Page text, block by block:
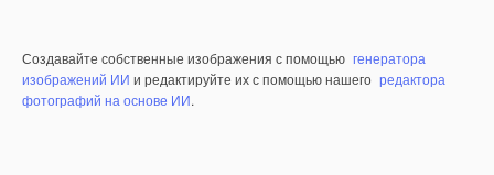
Создавайте собственные изображения с помощью генератора
изображений ИИ и редактируйте их с помощью нашего редактора
фотографий на основе ИИ.